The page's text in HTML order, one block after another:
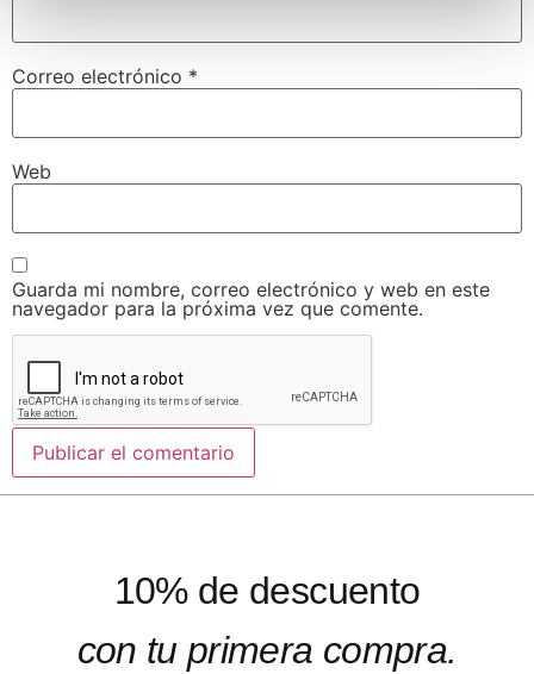
Correo electrónico *
Web
Guarda mi nombre, correo electrónico y web en este
navegador para la próxima vez que comente.
10% de descuento
con tu primera compra.